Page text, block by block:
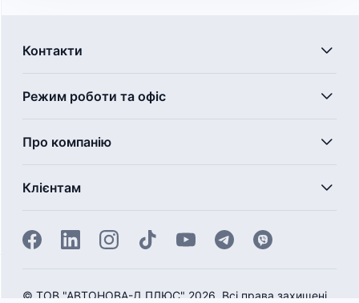
Контакти
Режим роботи та офіс
Про компанію
Клієнтам
© ТОВ "АВТОНОВА-Д ПЛЮС" 2026. Всі права захищені